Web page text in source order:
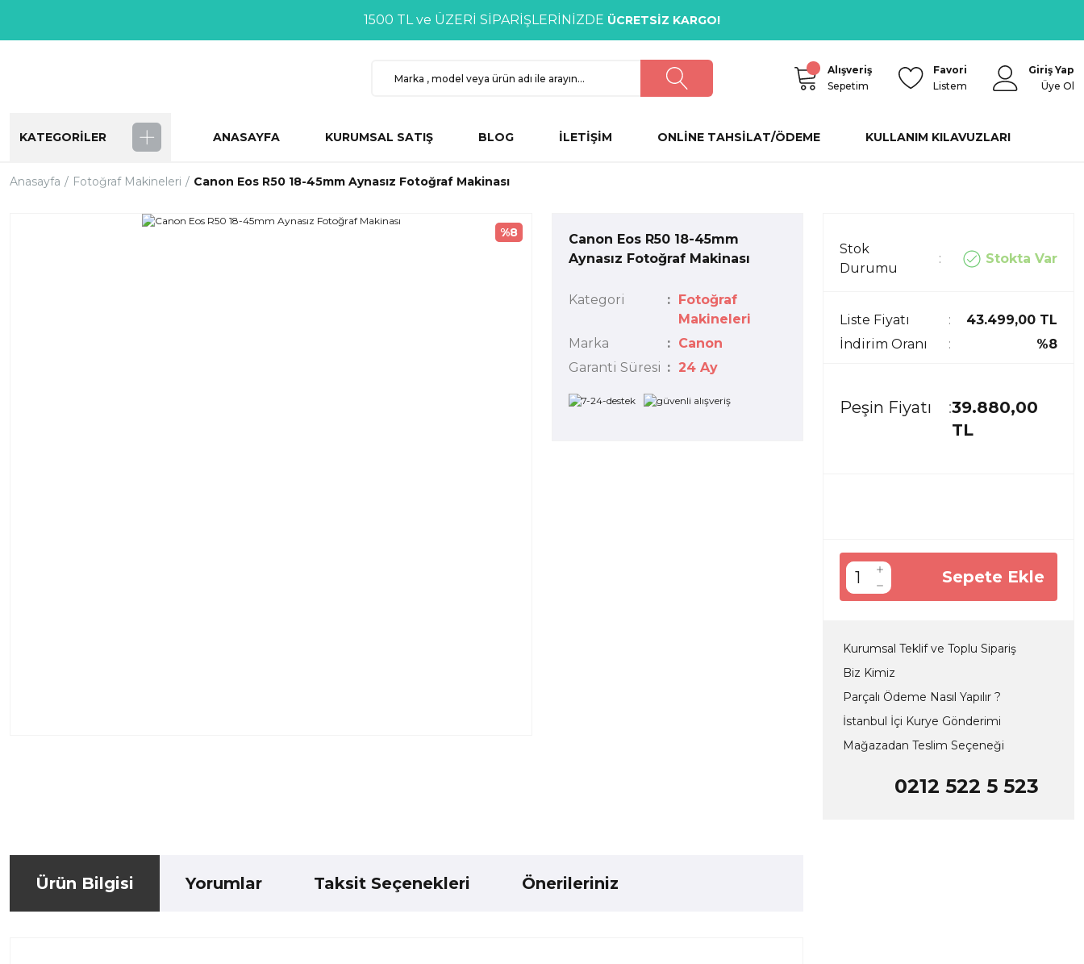
1500 TL ve ÜZERİ SİPARİŞLERİNİZDE ÜCRETSİZ KARGO!
Alışveriş
Sepetim
Favori
Listem
Giriş Yap
Üye Ol
KATEGORİLER ANASAYFA KURUMSAL SATIŞ BLOG İLETİŞİM ONLİNE TAHSİLAT/ÖDEME KULLANIM KILAVUZLARI
Anasayfa Fotoğraf Makineleri Canon Eos R50 18-45mm Aynasız Fotoğraf Makinası
%8
Canon Eos R50 18-45mm
Aynasız Fotoğraf Makinası
Kategori
Fotoğraf
Makineleri
Marka
Canon
Garanti Süresi
24 Ay
Stok
Durumu
Stokta Var
Liste Fiyatı
43.499,00 TL
İndirim Oranı
%8
Peşin Fiyatı
39.880,00
TL
Sepete Ekle
Kurumsal Teklif ve Toplu Sipariş
Biz Kimiz
Parçalı Ödeme Nasıl Yapılır ?
İstanbul İçi Kurye Gönderimi
Mağazadan Teslim Seçeneği
0212 522 5 523
Ürün Bilgisi Yorumlar Taksit Seçenekleri Önerileriniz